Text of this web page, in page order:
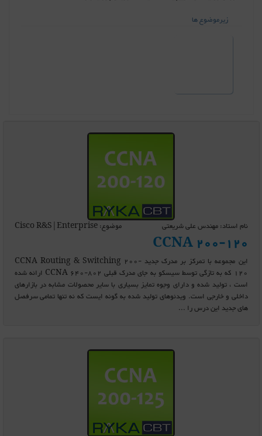
زیرموضوع ها
نام استاد: مهندس علی شریعتی موضوع: Cisco R&S|Enterprise
CCNA 200-120
این مجموعه با تمرکز بر مدرک جدید CCNA Routing & Switching 200-
120 که به تازگی توسط سیسکو به جای مدرک قبلی CCNA 640-802 ارائه شده
است ، تولید شده و دارای وجوه تمایز بسیاری با سایر محصولات مشابه در بازارهای
داخلی و خارجی است. ویدئوهای تولید شده به گونه ایست که نه تنها تمامی سرفصل
های جدید این درس را ...